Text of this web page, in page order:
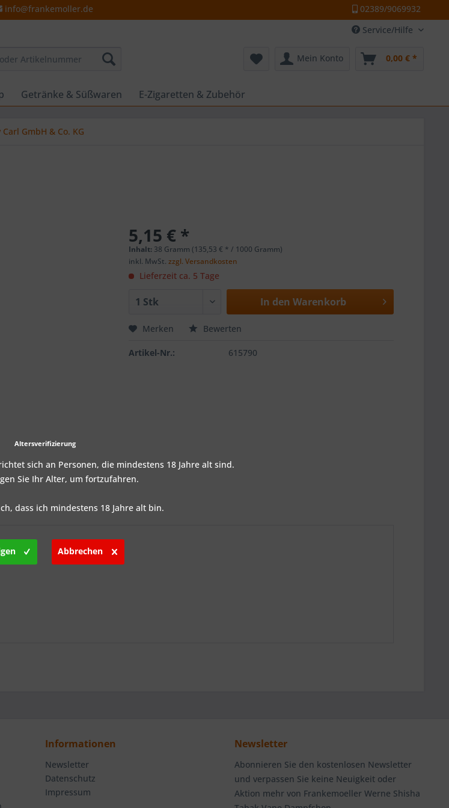
info@frankemoller.de
02389/9069932
Service/Hilfe
Mein Konto 0,00 € *
Getränke & Süßwaren E-Zigaretten & Zubehör
Carl GmbH & Co. KG
5,15 € *
Inhalt: 38 Gramm (135,53 € * / 1000 Gramm)
inkl. MwSt.zzgl. Versandkosten
Lieferzeit ca. 5 Tage
In den Warenkorb
Merken Bewerten
Artikel-Nr.: 615790
Informationen
Newsletter
Datenschutz
Impressum
Newsletter
Abonnieren Sie den kostenlosen Newsletter
und verpassen Sie keine Neuigkeit oder
Aktion mehr von Frankemoeller Werne Shisha
Altersverifizierung
sich an Personen, die mindestens 18 Jahre alt sind.
Sie Ihr Alter, um fortzufahren.
dass ich mindestens 18 Jahre alt bin.
Abbrechen